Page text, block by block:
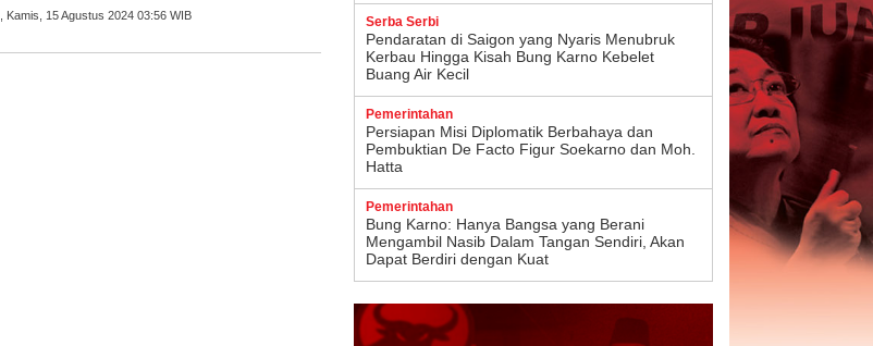
, Kamis, 15 Agustus 2024 03:56 WIB Serba Serbi
Pendaratan di Saigon yang Nyaris Menubruk
Kerbau Hingga Kisah Bung Karno Kebelet
Buang Air Kecil
Pemerintahan
Persiapan Misi Diplomatik Berbahaya dan
Pembuktian De Facto Figur Soekarno dan Moh.
Hatta
Pemerintahan
Bung Karno: Hanya Bangsa yang Berani
Mengambil Nasib Dalam Tangan Sendiri, Akan
Dapat Berdiri dengan Kuat